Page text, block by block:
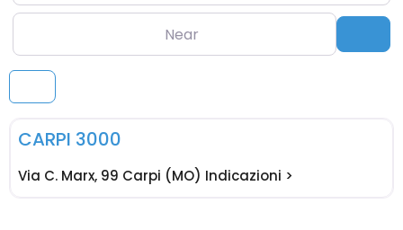
Near
Paolo Baudi
CARPI 3000
Via C. Marx, 99 Carpi (MO) Indicazioni >